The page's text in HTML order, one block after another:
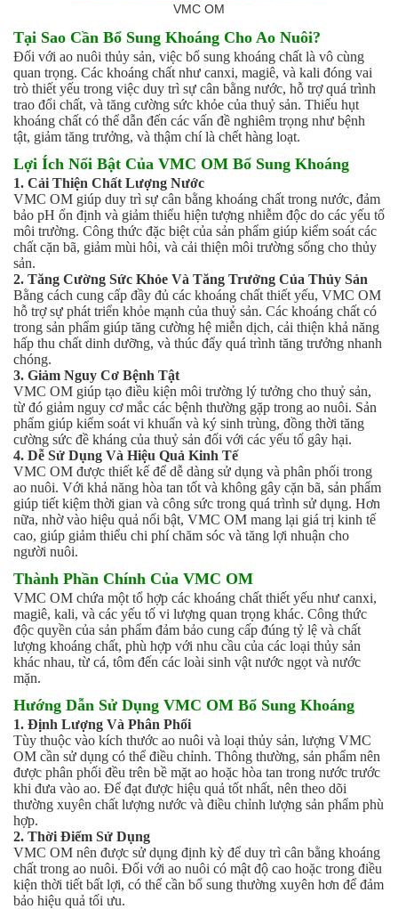
VMC OM
Tại Sao Cần Bổ Sung Khoáng Cho Ao Nuôi?
Đối với ao nuôi thủy sản, việc bổ sung khoáng chất là vô cùng
quan trọng. Các khoáng chất như canxi, magiê, và kali đóng vai
trò thiết yếu trong việc duy trì sự cân bằng nước, hỗ trợ quá trình
trao đổi chất, và tăng cường sức khỏe của thuỷ sản. Thiếu hụt
khoáng chất có thể dẫn đến các vấn đề nghiêm trọng như bệnh
tật, giảm tăng trưởng, và thậm chí là chết hàng loạt.
Lợi Ích Nổi Bật Của VMC OM Bổ Sung Khoáng
1. Cải Thiện Chất Lượng Nước
VMC OM giúp duy trì sự cân bằng khoáng chất trong nước, đảm
bảo pH ổn định và giảm thiểu hiện tượng nhiễm độc do các yếu tố
môi trường. Công thức đặc biệt của sản phẩm giúp kiểm soát các
chất cặn bã, giảm mùi hôi, và cải thiện môi trường sống cho thủy
sản.
2. Tăng Cường Sức Khỏe Và Tăng Trưởng Của Thủy Sản
Bằng cách cung cấp đầy đủ các khoáng chất thiết yếu, VMC OM
hỗ trợ sự phát triển khỏe mạnh của thuỷ sản. Các khoáng chất có
trong sản phẩm giúp tăng cường hệ miễn dịch, cải thiện khả năng
hấp thu chất dinh dưỡng, và thúc đẩy quá trình tăng trưởng nhanh
chóng.
3. Giảm Nguy Cơ Bệnh Tật
VMC OM giúp tạo điều kiện môi trường lý tưởng cho thuỷ sản,
từ đó giảm nguy cơ mắc các bệnh thường gặp trong ao nuôi. Sản
phẩm giúp kiểm soát vi khuẩn và ký sinh trùng, đồng thời tăng
cường sức đề kháng của thuỷ sản đối với các yếu tố gây hại.
4. Dễ Sử Dụng Và Hiệu Quả Kinh Tế
VMC OM được thiết kế để dễ dàng sử dụng và phân phối trong
ao nuôi. Với khả năng hòa tan tốt và không gây cặn bã, sản phẩm
giúp tiết kiệm thời gian và công sức trong quá trình sử dụng. Hơn
nữa, nhờ vào hiệu quả nổi bật, VMC OM mang lại giá trị kinh tế
cao, giúp giảm thiểu chi phí chăm sóc và tăng lợi nhuận cho
người nuôi.
Thành Phần Chính Của VMC OM
VMC OM chứa một tổ hợp các khoáng chất thiết yếu như canxi,
magiê, kali, và các yếu tố vi lượng quan trọng khác. Công thức
độc quyền của sản phẩm đảm bảo cung cấp đúng tỷ lệ và chất
lượng khoáng chất, phù hợp với nhu cầu của các loại thủy sản
khác nhau, từ cá, tôm đến các loài sinh vật nước ngọt và nước
mặn.
Hướng Dẫn Sử Dụng VMC OM Bổ Sung Khoáng
1. Định Lượng Và Phân Phối
Tùy thuộc vào kích thước ao nuôi và loại thủy sản, lượng VMC
OM cần sử dụng có thể điều chỉnh. Thông thường, sản phẩm nên
được phân phối đều trên bề mặt ao hoặc hòa tan trong nước trước
khi đưa vào ao. Để đạt được hiệu quả tốt nhất, nên theo dõi
thường xuyên chất lượng nước và điều chỉnh lượng sản phẩm phù
hợp.
2. Thời Điểm Sử Dụng
VMC OM nên được sử dụng định kỳ để duy trì cân bằng khoáng
chất trong ao nuôi. Đối với ao nuôi có mật độ cao hoặc trong điều
kiện thời tiết bất lợi, có thể cần bổ sung thường xuyên hơn để đảm
bảo hiệu quả tối ưu.